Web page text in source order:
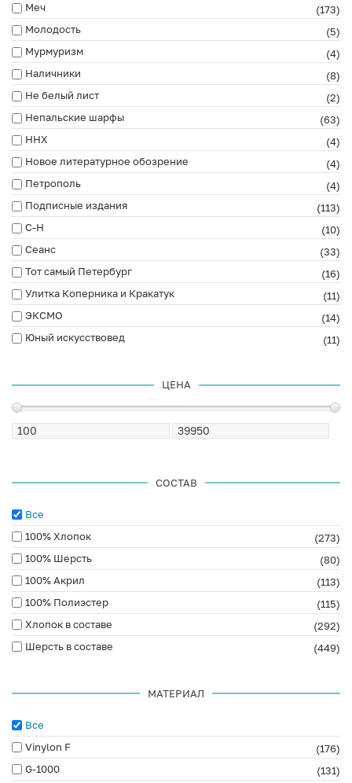
Меч
(173)
Молодость
(5)
Мурмуризм
(4)
Наличники
(8)
Не белый лист
(2)
Непальские шарфы
(63)
ННХ
(4)
Новое литературное обозрение
(4)
Петрополь
(4)
Подписные издания
(113)
С-Н
(10)
Сеанс
(33)
Тот самый Петербург
(16)
Улитка Коперника и Кракатук
(11)
ЭКСМО
(14)
Юный искусствовед
(11)
ЦЕНА
СОСТАВ
Все
100% Хлопок
(273)
100% Шерсть
(80)
100% Акрил
(113)
100% Полиэстер
(115)
Хлопок в составе
(292)
Шерсть в составе
(449)
МАТЕРИАЛ
Все
Vinylon F
(176)
G-1000
(131)